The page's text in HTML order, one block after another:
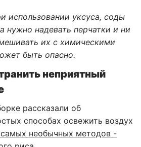
использовании уксуса, соды
нужно надевать перчатки и ни
их с химическими
быть опасно.
неприятный
рассказали об
способах освежить воздух
необычных методов -